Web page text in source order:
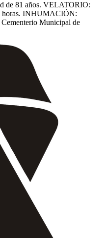
de 81 años. VELATORIO:
horas. INHUMACIÓN:
Municipal de